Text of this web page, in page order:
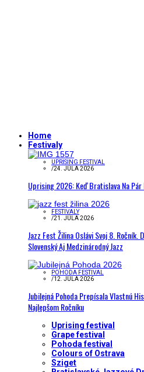
Home
Festivaly
UPRISING FESTIVAL
/24. JÚLA 2026
Uprising 2026: Keď Bratislava Na Pár
FESTIVALY
/21. JÚLA 2026
Jazz Fest Žilina Oslávi Svoj 8.
Slovenský Aj Medzinárodný Jazz
POHODA FESTIVAL
/12. JÚLA 2026
Jubilejná Pohoda Prepísala Vlastnú
Najlepšom Ročníku
Uprising festival
Grape festival
Pohoda festival
Colours of Ostrava
Sziget